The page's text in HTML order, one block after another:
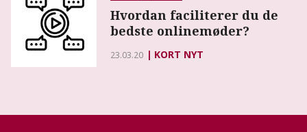
Hvordan faciliterer du de
bedste onlinemøder?
23.03.20 KORT NYT